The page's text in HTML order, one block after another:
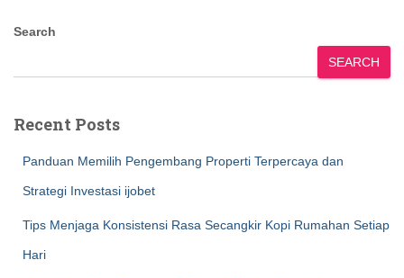
Search
SEARCH
Recent Posts
Panduan Memilih Pengembang Properti Terpercaya dan
Strategi Investasi ijobet
Tips Menjaga Konsistensi Rasa Secangkir Kopi Rumahan Setiap
Hari